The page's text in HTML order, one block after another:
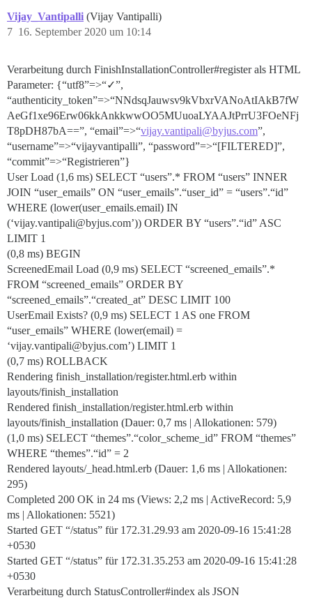
Vijay_Vantipalli (Vijay Vantipalli)
16. September 2020 um 10:14
7
Verarbeitung durch FinishInstallationController#register als HTML
Parameter: {“utf8”=>“✓”,
“authenticity_token”=>“NNdsqJauwsv9kVbxrVANoAtIAkB7fW
AeGf1xe96Erw06kkAnkkwwOO5MUuoaLYAAJtPrrU3FOeNFj
T8pDH87bA==”, “email”=>“vijay.vantipali@byjus.com”,
“username”=>“vijayvantipalli”, “password”=>“[FILTERED]”,
“commit”=>“Registrieren”}
User Load (1,6 ms) SELECT “users”.* FROM “users” INNER
JOIN “user_emails” ON “user_emails”.“user_id” = “users”.“id”
WHERE (lower(user_emails.email) IN
(‘vijay.vantipali@byjus.com’)) ORDER BY “users”.“id” ASC
LIMIT 1
(0,8 ms) BEGIN
ScreenedEmail Load (0,9 ms) SELECT “screened_emails”.*
FROM “screened_emails” ORDER BY
“screened_emails”.“created_at” DESC LIMIT 100
UserEmail Exists? (0,9 ms) SELECT 1 AS one FROM
“user_emails” WHERE (lower(email) =
‘vijay.vantipali@byjus.com’) LIMIT 1
(0,7 ms) ROLLBACK
Rendering finish_installation/register.html.erb within
layouts/finish_installation
Rendered finish_installation/register.html.erb within
layouts/finish_installation (Dauer: 0,7 ms | Allokationen: 579)
(1,0 ms) SELECT “themes”.“color_scheme_id” FROM “themes”
WHERE “themes”.“id” = 2
Rendered layouts/_head.html.erb (Dauer: 1,6 ms | Allokationen:
295)
Completed 200 OK in 24 ms (Views: 2,2 ms | ActiveRecord: 5,9
ms | Allokationen: 5521)
Started GET “/status” für 172.31.29.93 am 2020-09-16 15:41:28
+0530
Started GET “/status” für 172.31.35.253 am 2020-09-16 15:41:28
+0530
Verarbeitung durch StatusController#index als JSON